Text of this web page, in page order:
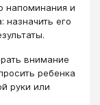
напоминания и
назначить его
внимание
ребенка
руки или